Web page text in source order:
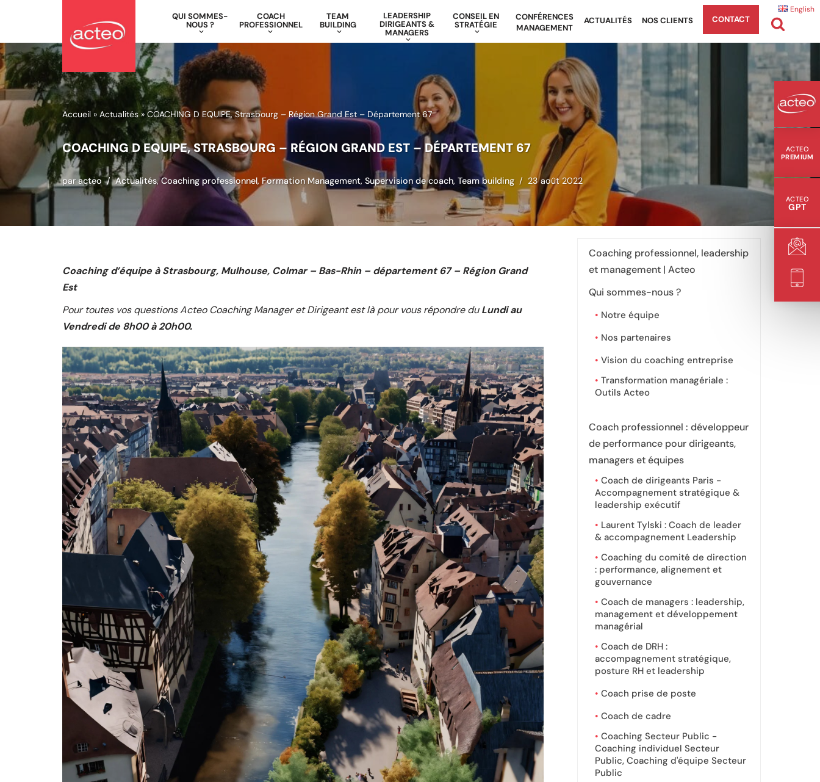
English
ACTEO
PREMIUM
ACTEO
GPT
au
contenu
QUI SOMMES-
NOUS ?
COACH
PROFESSIONNEL
TEAM
BUILDING
LEADERSHIP
DIRIGEANTS &
MANAGERS
CONSEIL EN
STRATÉGIE
CONFÉRENCES
MANAGEMENT
ACTUALITÉS NOS CLIENTS CONTACT
Accueil » Actualités » COACHING D EQUIPE, Strasbourg – Région Grand Est – Département 67
COACHING D EQUIPE, STRASBOURG – RÉGION GRAND EST – DÉPARTEMENT 67
paracteo Actualités,Coaching professionnel, Formation Management, Supervision de coach, Team building 23 août 2022
Coaching d’équipe à Strasbourg, Mulhouse, Colmar –Bas-Rhin –département 67 – Région Grand
Est
Pour toutes vos questions Acteo Coaching Manager et Dirigeant est là pour vous répondre duLundi au
Vendredi de 8h00 à 20h00.
Coaching professionnel, leadership
et management | Acteo
Qui sommes-nous ?
Notre équipe
Nos partenaires
Vision du coaching entreprise
Transformation managériale :
Outils Acteo
Coach professionnel : développeur
de performance pour dirigeants,
managers et équipes
Coach de dirigeants Paris -
Accompagnement stratégique &
leadership exécutif
Laurent Tylski : Coach de leader
& accompagnement Leadership
Coaching du comité de direction
: performance, alignement et
gouvernance
Coach de managers : leadership,
management et développement
managérial
Coach de DRH :
accompagnement stratégique,
posture RH et leadership
Coach prise de poste
Coach de cadre
Coaching Secteur Public -
Coaching individuel Secteur
Public, Coaching d'équipe Secteur
Public